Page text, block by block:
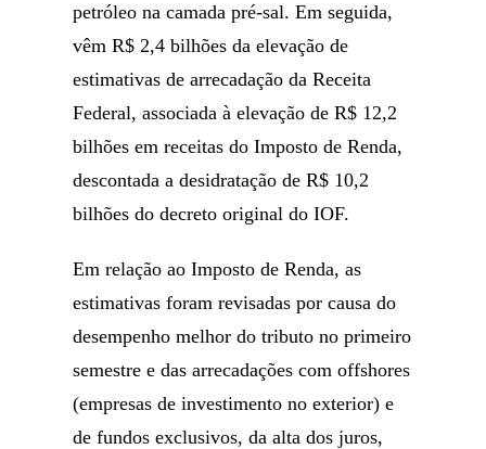
petróleo na camada pré-sal. Em seguida,
vêm R$ 2,4 bilhões da elevação de
estimativas de arrecadação da Receita
Federal, associada à elevação de R$ 12,2
bilhões em receitas do Imposto de Renda,
descontada a desidratação de R$ 10,2
bilhões do decreto original do IOF.
Em relação ao Imposto de Renda, as
estimativas foram revisadas por causa do
desempenho melhor do tributo no primeiro
semestre e das arrecadações com offshores
(empresas de investimento no exterior) e
de fundos exclusivos, da alta dos juros,